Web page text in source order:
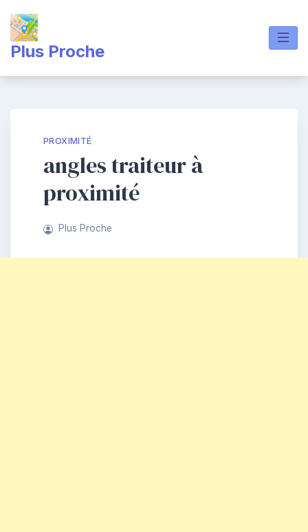
content
Plus Proche
PROXIMITÉ
angles traiteur à
proximité
Plus Proche